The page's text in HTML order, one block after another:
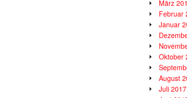
März
Februar
Januar
Oktober
August
Juli 2017